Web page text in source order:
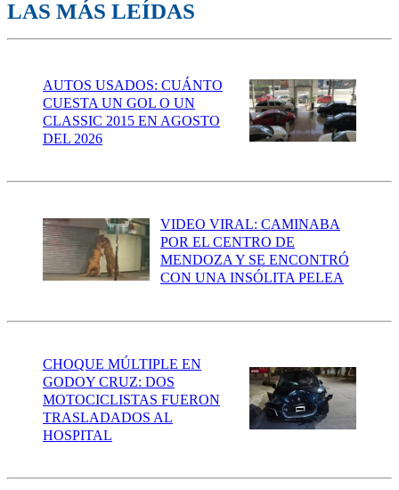
LAS MÁS LEÍDAS
AUTOS USADOS: CUÁNTO
CUESTA UN GOL O UN
CLASSIC 2015 EN AGOSTO
DEL 2026
VIDEO VIRAL: CAMINABA
POR EL CENTRO DE
MENDOZA Y SE ENCONTRÓ
CON UNA INSÓLITA PELEA
CHOQUE MÚLTIPLE EN
GODOY CRUZ: DOS
MOTOCICLISTAS FUERON
TRASLADADOS AL
HOSPITAL